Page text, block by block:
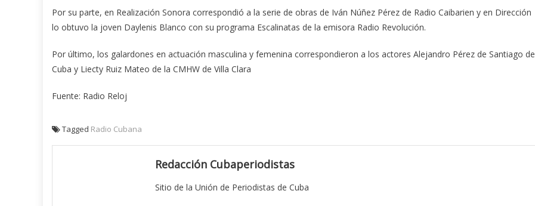
Por su parte, en Realización Sonora correspondió a la serie de obras de Iván Núñez Pérez de Radio Caibarien y en Dirección
lo obtuvo la joven Daylenis Blanco con su programa Escalinatas de la emisora Radio Revolución.
Por último, los galardones en actuación masculina y femenina correspondieron a los actores Alejandro Pérez de Santiago de
Cuba y Liecty Ruiz Mateo de la CMHW de Villa Clara
Fuente: Radio Reloj
Tagged Radio Cubana
Redacción Cubaperiodistas
Sitio de la Unión de Periodistas de Cuba